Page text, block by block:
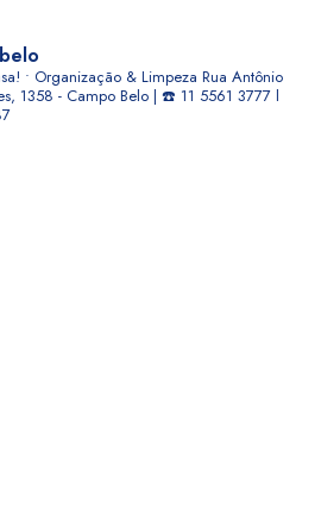
• Organização & Limpeza Rua Antônio
1358 - Campo Belo | ☎️ 11 5561 3777 l